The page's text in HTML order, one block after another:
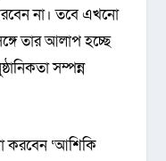
না। তবে এখনো
তার আলাপ হচ্ছে
সম্পন্ন
করবেন ‘আশিকি